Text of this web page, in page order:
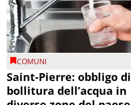
COMUNI
Saint-Pierre: obbligo di
bollitura dell’acqua in